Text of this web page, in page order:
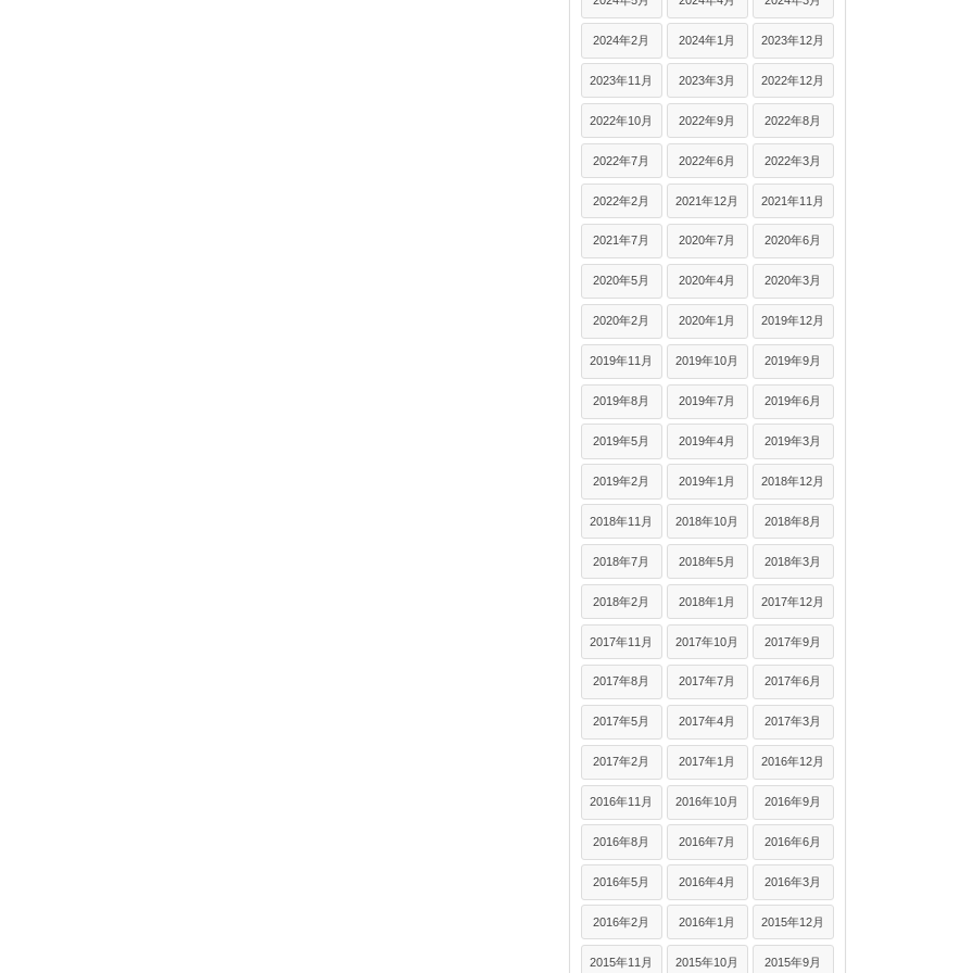
2024年2月 2024年1月 2023年12月
2023年11月 2023年3月 2022年12月
2022年10月 2022年9月 2022年8月
2022年7月 2022年6月 2022年3月
2022年2月 2021年12月 2021年11月
2021年7月 2020年7月 2020年6月
2020年5月 2020年4月 2020年3月
2020年2月 2020年1月 2019年12月
2019年11月 2019年10月 2019年9月
2019年8月 2019年7月 2019年6月
2019年5月 2019年4月 2019年3月
2019年2月 2019年1月 2018年12月
2018年11月 2018年10月 2018年8月
2018年7月 2018年5月 2018年3月
2018年2月 2018年1月 2017年12月
2017年11月 2017年10月 2017年9月
2017年8月 2017年7月 2017年6月
2017年5月 2017年4月 2017年3月
2017年2月 2017年1月 2016年12月
2016年11月 2016年10月 2016年9月
2016年8月 2016年7月 2016年6月
2016年5月 2016年4月 2016年3月
2016年2月 2016年1月 2015年12月
2015年11月 2015年10月 2015年9月